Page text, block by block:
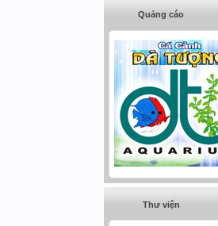
Quảng cáo
Thư viện